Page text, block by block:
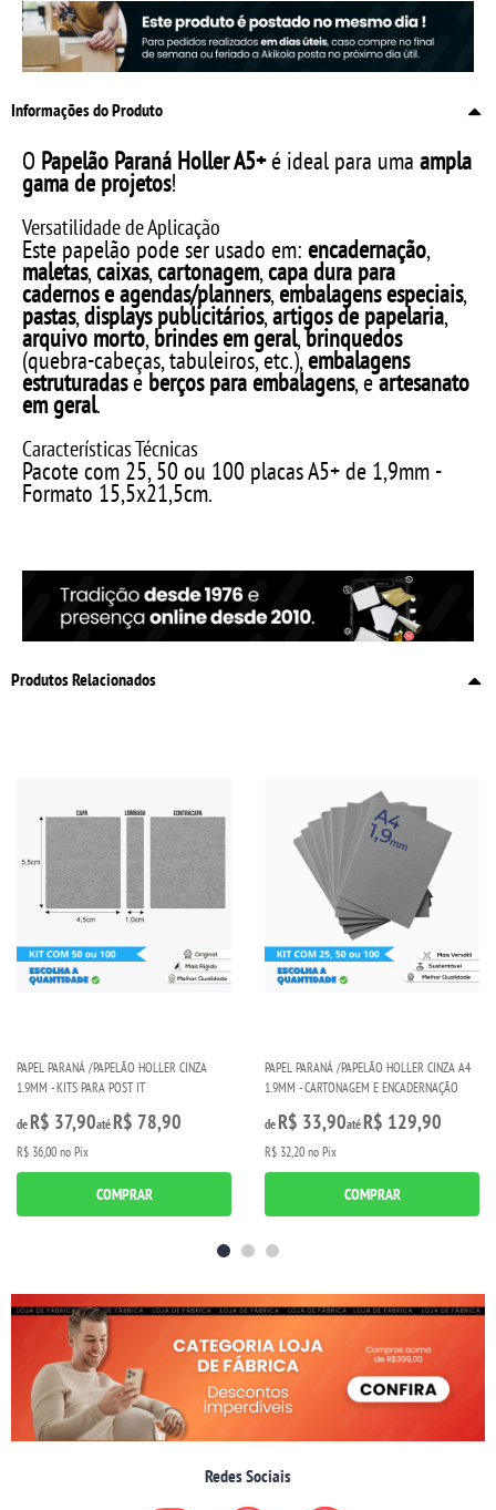
Informações do Produto
O Papelão Paraná Holler A5+é ideal para uma ampla
gama de projetos!
Versatilidade de Aplicação
Este papelão pode ser usado em: encadernação,
maletas,caixas,cartonagem,capa dura para
cadernos e agendas/planners,embalagens especiais,
pastas,displays publicitários,artigos de papelaria,
arquivo morto,brindes em geral,brinquedos
(quebra-cabeças, tabuleiros, etc.),embalagens
estruturadase berços para embalagens, eartesanato
em geral.
Características Técnicas
Pacote com 25, 50 ou 100 placas A5+ de 1,9mm -
Formato 15,5x21,5cm.
Produtos Relacionados
PAPEL PARANÁ /PAPELÃO HOLLER CINZA
1.9MM - KITS PARA POST IT
deR$ 37,90atéR$ 78,90
R$ 36,00 no Pix
COMPRAR
PAPEL PARANÁ /PAPELÃO HOLLER CINZA A4
1.9MM - CARTONAGEM E ENCADERNAÇÃO
deR$ 33,90atéR$ 129,90
R$ 32,20 no Pix
COMPRAR
Redes Sociais